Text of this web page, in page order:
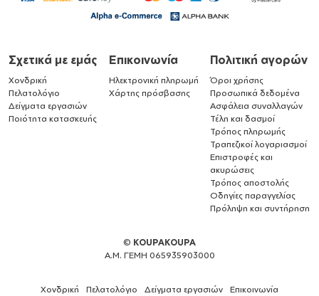
Σχετικά με εμάς
Χονδρική
Πελατολόγιο
Δείγματα εργασιών
Ποιότητα κατασκευής
Επικοινωνία
Ηλεκτρονική πληρωμή
Χάρτης πρόσβασης
Πολιτική αγορών
Όροι χρήσης
Προσωπικά δεδομένα
Ασφάλεια συναλλαγών
Τέλη και δασμοί
Τρόπος πληρωμής
Τραπεζικοί λογαριασμοί
Επιστροφές και
ακυρώσεις
Τρόπος αποστολής
Οδηγίες παραγγελίας
Πρόληψη και συντήρηση
© KOUPAKOUPA
Α.Μ. ΓΕΜΗ 065935903000
Χονδρική Πελατολόγιο Δείγματα εργασιών Επικοινωνία